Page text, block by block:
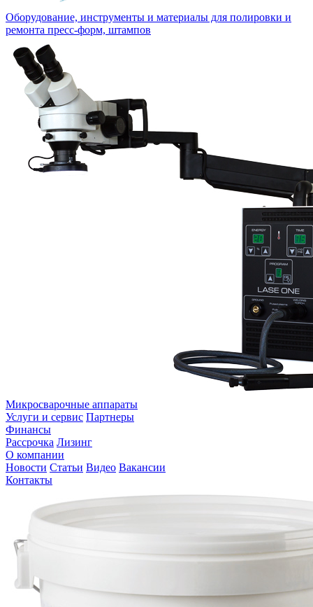
Оборудование, инструменты и материалы для полировки и
ремонта пресс-форм, штампов
Микросварочные аппараты
Услуги и сервис Партнеры
Финансы
Рассрочка Лизинг
О компании
Новости Статьи Видео Вакансии
Контакты